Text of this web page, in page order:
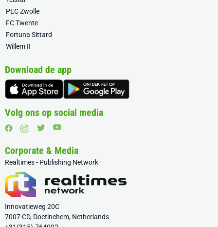
PEC Zwolle
FC Twente
Fortuna Sittard
Willem II
Download de app
Volg ons op social media
Corporate & Media
Realtimes - Publishing Network
Innovatieweg 20C
7007 CD, Doetinchem, Netherlands